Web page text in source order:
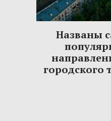
Названы
городского